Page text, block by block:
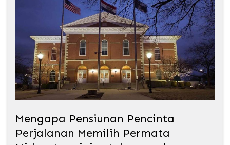
Mengapa Pensiunan Pencinta
Perjalanan Memilih Permata